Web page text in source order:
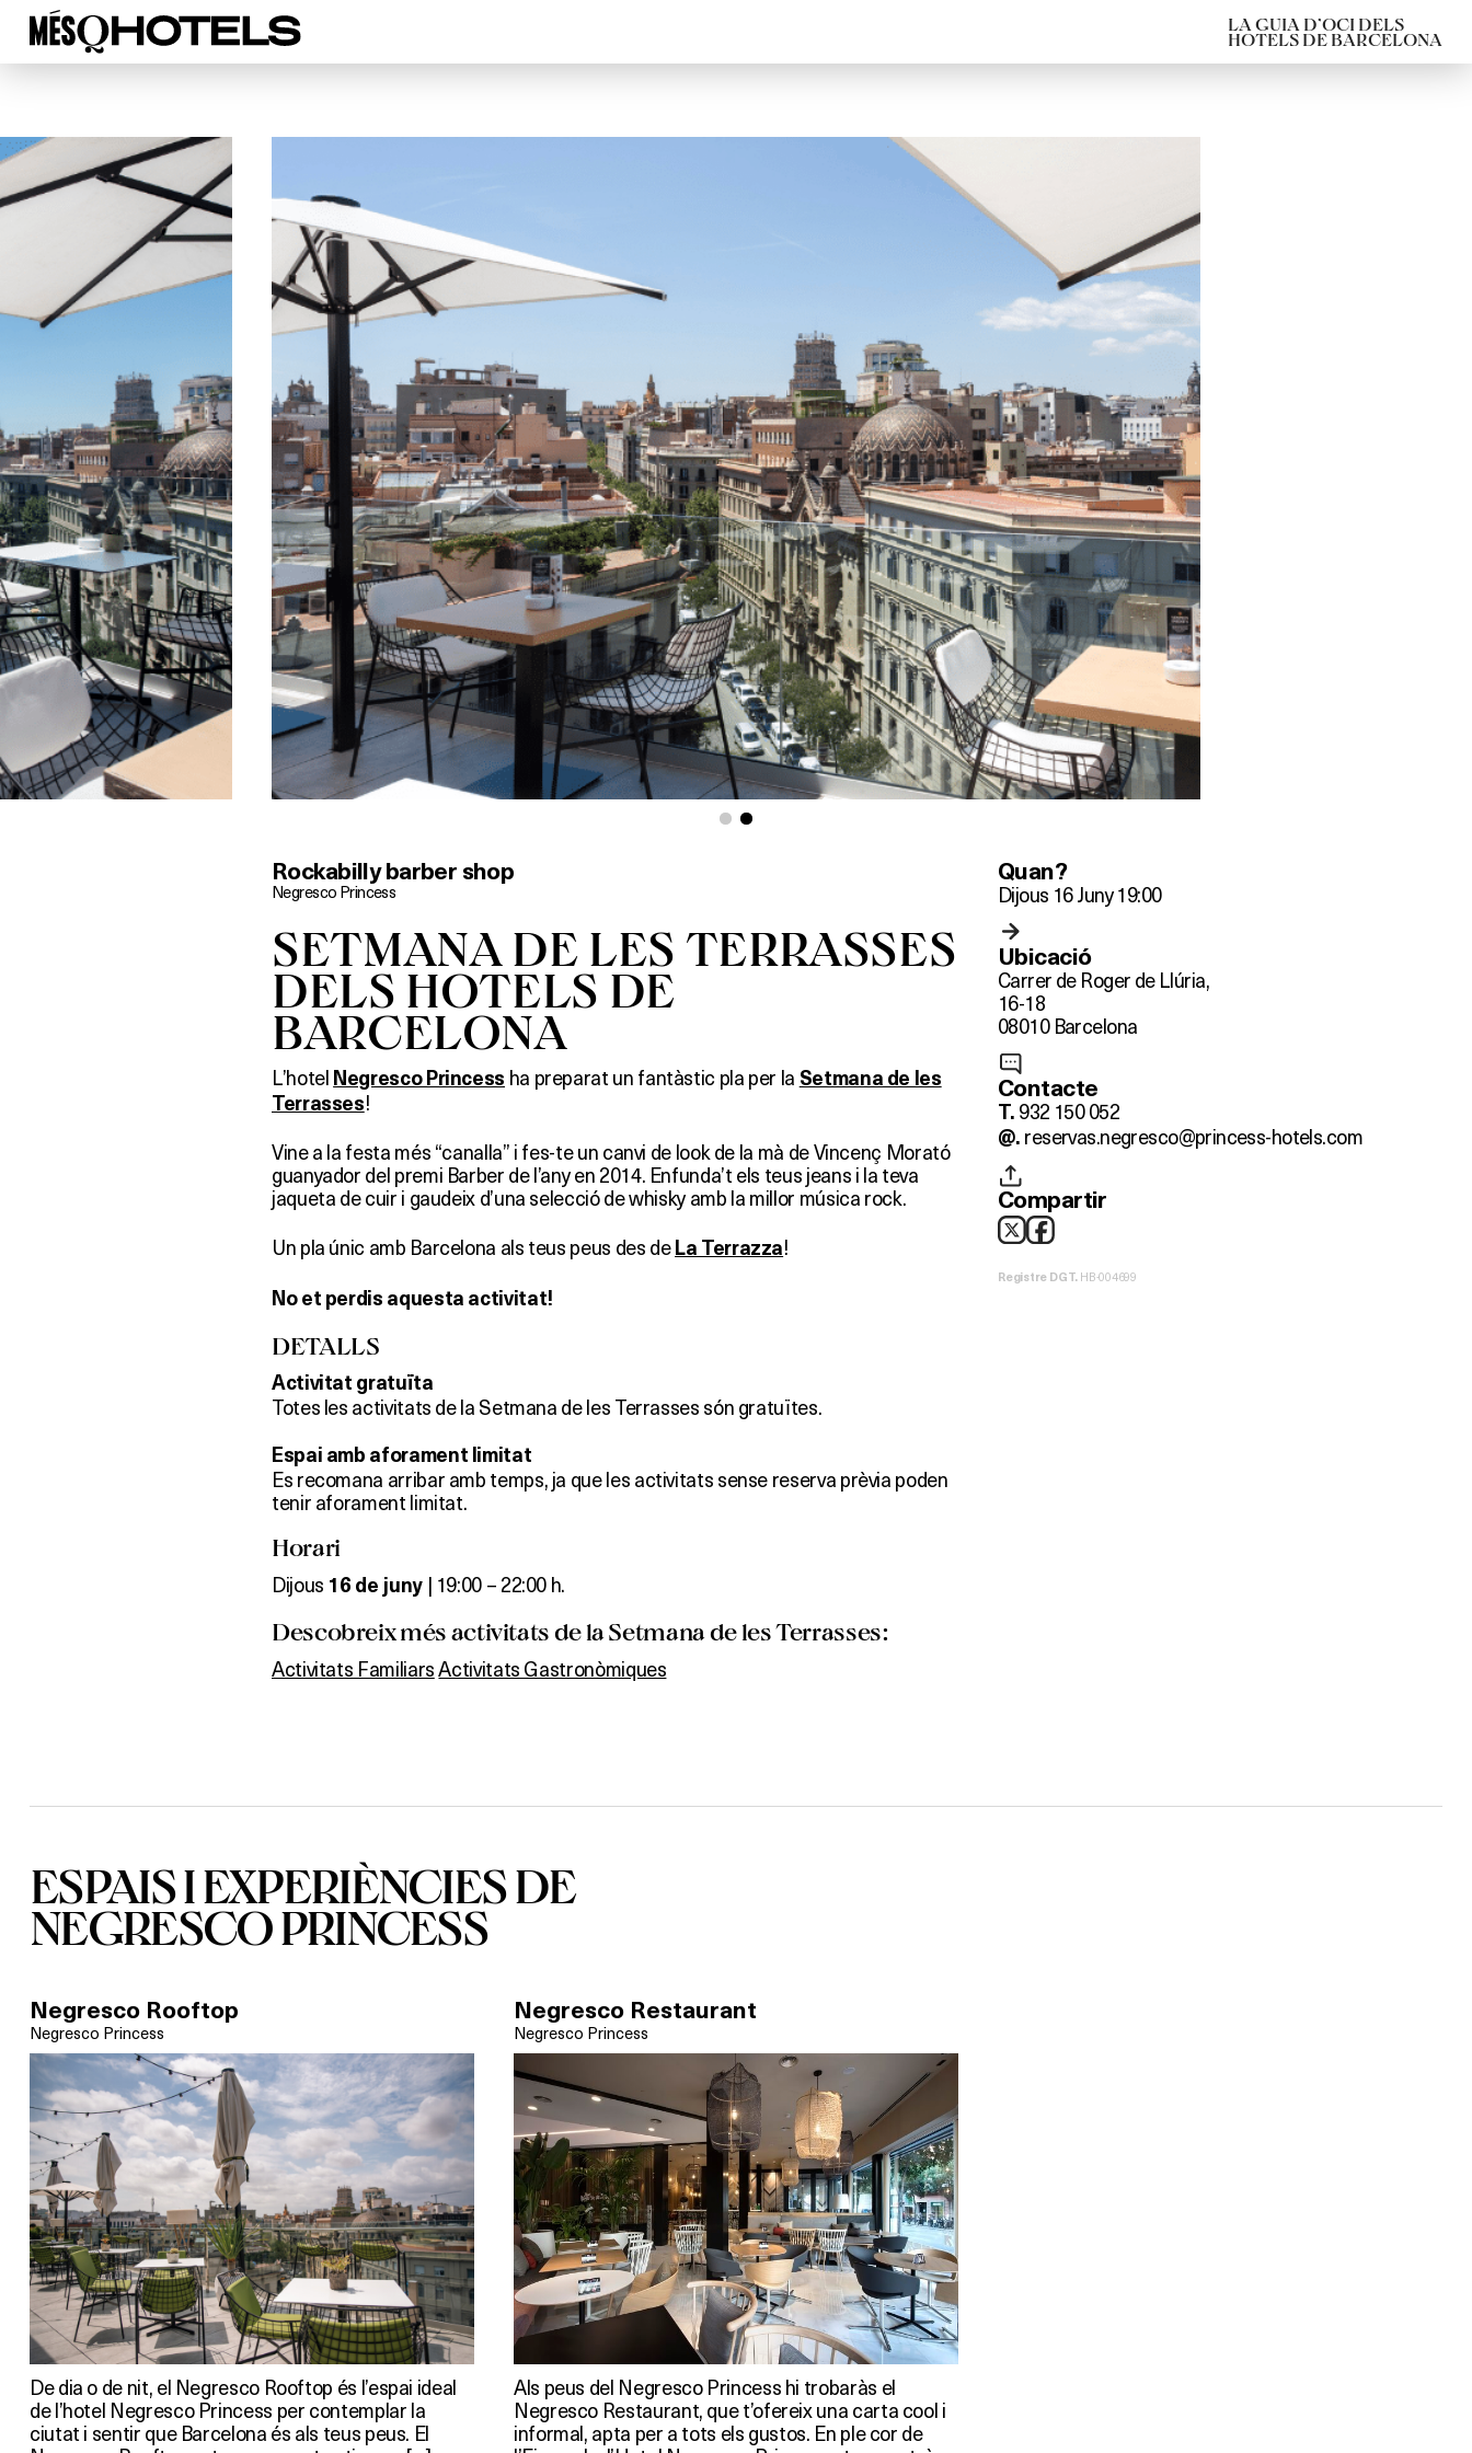
LA GUIA D’OCI DELS
HOTELS DE BARCELONA
Rockabilly barber shop
Negresco Princess
SETMANA DE LES TERRASSES
DELS HOTELS DE
BARCELONA
L’hotel Negresco Princess ha preparat un fantàstic pla per la Setmana de les
Terrasses!
Vine a la festa més “canalla” i fes-te un canvi de look de la mà de Vincenç Morató
guanyador del premi Barber de l’any en 2014. Enfunda’t els teus jeans i la teva
jaqueta de cuir i gaudeix d’una selecció de whisky amb la millor música rock.
Un pla únic amb Barcelona als teus peus des de La Terrazza!
No et perdis aquesta activitat!
DETALLS
Activitat gratuïta
Totes les activitats de la Setmana de les Terrasses són gratuïtes.
Espai amb aforament limitat
Es recomana arribar amb temps, ja que les activitats sense reserva prèvia poden
tenir aforament limitat.
Horari
Dijous 16 de juny| 19:00 – 22:00 h.
Descobreix més activitats de la Setmana de les Terrasses:
Activitats FamiliarsActivitats Gastronòmiques
Quan?
Dijous 16 Juny 19:00
Ubicació
Carrer de Roger de Llúria,
16-18
08010 Barcelona
Contacte
T. 932 150 052
@. reservas.negresco@princess-hotels.com
Compartir
Registre DGT. HB-004699
ESPAIS I EXPERIÈNCIES DE
NEGRESCO PRINCESS
Negresco Rooftop
Negresco Princess
De dia o de nit, el Negresco Rooftop és l’espai ideal
de l’hotel Negresco Princess per contemplar la
ciutat i sentir que Barcelona és als teus peus. El
Negresco Restaurant
Negresco Princess
Als peus del Negresco Princess hi trobaràs el
Negresco Restaurant, que t’ofereix una carta cool i
informal, apta per a tots els gustos. En ple cor de